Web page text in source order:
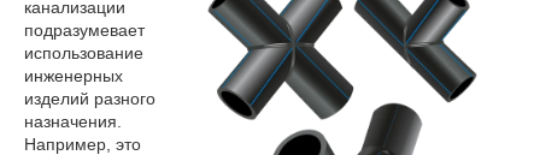
канализации
подразумевает
использование
инженерных
изделий разного
назначения.
Например, это